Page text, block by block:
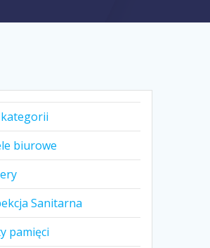
biurowe
Sanitarna
pamięci